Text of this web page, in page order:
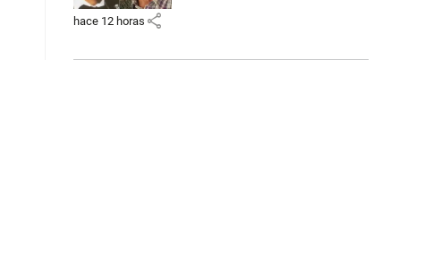
hace 12 horas share